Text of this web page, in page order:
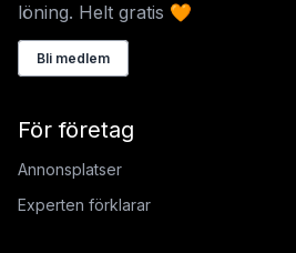
löning. Helt gratis 🧡
Bli medlem
För företag
Annonsplatser
Experten förklarar